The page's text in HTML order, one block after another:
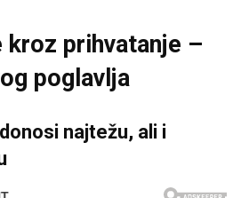
kroz prihvatanje –
poglavlja
najtežu, ali i